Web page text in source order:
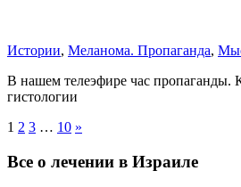
Истории, Меланома. Пропаганда,
В нашем телеэфире час пропаганды.
гистологии
Пагинация
записей
1 2 3 … 10 Next
»
Все о лечении в Израиле